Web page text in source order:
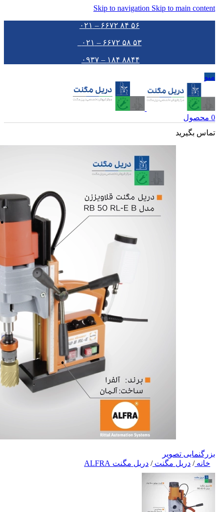
Skip to navigation Skip to main content
۵۶ ۸۴ ۶۶۷۲ – ۰۲۱
۵۳ ۵۸ ۶۶۷۲ – ۰۲۱
۸۸۴۴ ۱۸۴ – ۰۹۳۷
منو
0 محصول
تماس بگیرید
بزرگنمایی تصویر
خانه/ دریل مگنت/ دریل مگنت ALFRA